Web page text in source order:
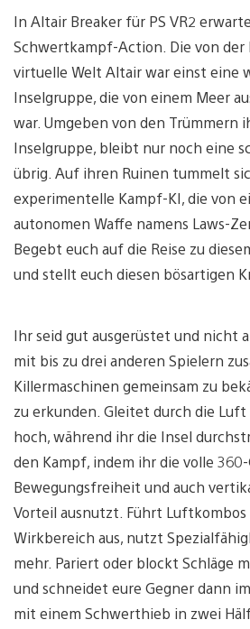
In Altair Breaker für PS VR2
Schwertkampf-Action. Die von der
virtuelle Welt Altair war einst eine
Inselgruppe, die von einem Meer
war. Umgeben von den Trümmern
Inselgruppe, bleibt nur noch eine
übrig. Auf ihren Ruinen tummelt
experimentelle Kampf-KI, die von
autonomen Waffe namens Laws-
Begebt euch auf die Reise zu
und stellt euch diesen bösartigen
Ihr seid gut ausgerüstet und nicht
mit bis zu drei anderen Spielern
Killermaschinen gemeinsam zu
zu erkunden. Gleitet durch die
hoch, während ihr die Insel
den Kampf, indem ihr die volle 360-
Bewegungsfreiheit und auch
Vorteil ausnutzt. Führt
Wirkbereich aus, nutzt
mehr. Pariert oder blockt Schläge
und schneidet eure Gegner dann
mit einem Schwerthieb in zwei